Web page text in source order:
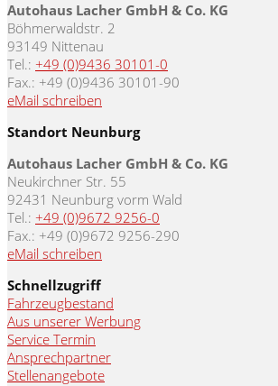
Autohaus Lacher GmbH & Co. KG
Böhmerwaldstr. 2
93149 Nittenau
Tel.: +49 (0)9436 30101-0
Fax.: +49 (0)9436 30101-90
eMail schreiben
Standort Neunburg
Autohaus Lacher GmbH & Co. KG
Neukirchner Str. 55
92431 Neunburg vorm Wald
Tel.: +49 (0)9672 9256-0
Fax.: +49 (0)9672 9256-290
eMail schreiben
Schnellzugriff
Fahrzeugbestand
Aus unserer Werbung
Service Termin
Ansprechpartner
Stellenangebote